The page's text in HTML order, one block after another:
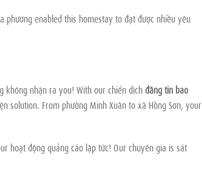
phương enabled this homestay to đạt được nhiều yêu
không nhận ra you! With our chiến dịchđăng tin bao
solution. From phường Minh Xuân to xã Hồng Sơn, your
hoạt động quảng cáo lập tức! Our chuyên gia is sát